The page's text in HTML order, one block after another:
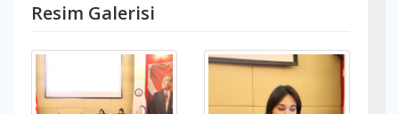
Resim Galerisi